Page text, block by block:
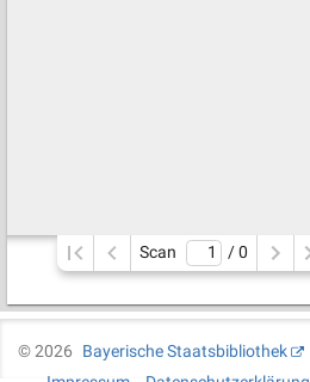
Scan / 0
©2026
Bayerische Staatsbibliothek